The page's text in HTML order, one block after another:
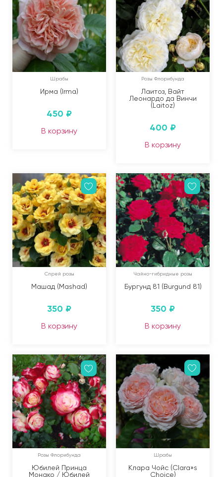
Шрабы
Ирма (Irma)
450 ₽
В корзину
Розы Флорибунда
Лаитоз, Вайт
Леонардо да Винчи
(Laitoz)
400 ₽
В корзину
Спрей розы
Машад (Mashad)
350 ₽
В корзину
Чайно-гибридные розы
Бургунд 81 (Burgund 81)
350 ₽
В корзину
Розы Флорибунда
Юбилей Принца
Монако / Юбилей
Шрабы
Клара Чойс (Clara»s
Choice)